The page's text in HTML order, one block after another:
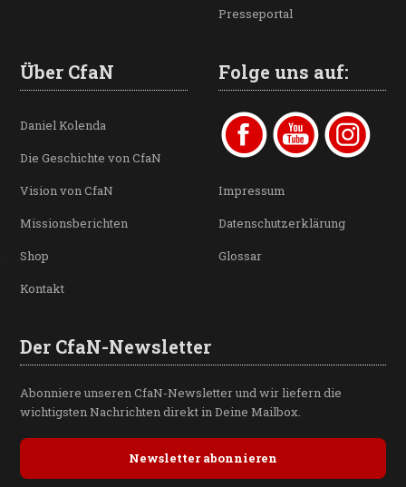
Presseportal
Über CfaN
Daniel Kolenda
Die Geschichte von CfaN
Vision von CfaN
Missionsberichten
Shop
Kontakt
Folge uns auf:
Impressum
Datenschutzerklärung
Glossar
Der CfaN-Newsletter
Abonniere unseren CfaN-Newsletter und wir liefern die
wichtigsten Nachrichten direkt in Deine Mailbox.
Newsletter abonnieren